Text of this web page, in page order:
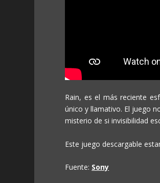
Rain, es el más reciente
único y llamativo. El juego
misterio de si invisibilidad
Este juego descargable
Fuente: Sony